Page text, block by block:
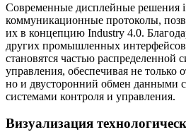
Современные дисплейные решения
коммуникационные протоколы,
их в концепцию Industry 4.0.
других промышленных
становятся частью распределенной
управления, обеспечивая не
но и двусторонний обмен данными
системами контроля и управления.
Визуализация